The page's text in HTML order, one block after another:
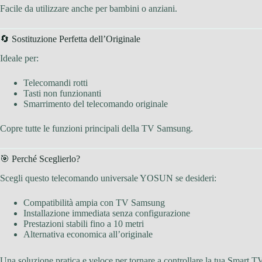
Facile da utilizzare anche per bambini o anziani.
🔄 Sostituzione Perfetta dell’Originale
Ideale per:
Telecomandi rotti
Tasti non funzionanti
Smarrimento del telecomando originale
Copre tutte le funzioni principali della TV Samsung.
🎯 Perché Sceglierlo?
Scegli questo telecomando universale YOSUN se desideri:
Compatibilità ampia con TV Samsung
Installazione immediata senza configurazione
Prestazioni stabili fino a 10 metri
Alternativa economica all’originale